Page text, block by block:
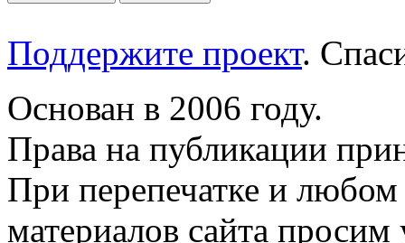
Поддержите проект.
Основан в 2006 году.
Права на публикации
При перепечатке и
материалов сайта просим